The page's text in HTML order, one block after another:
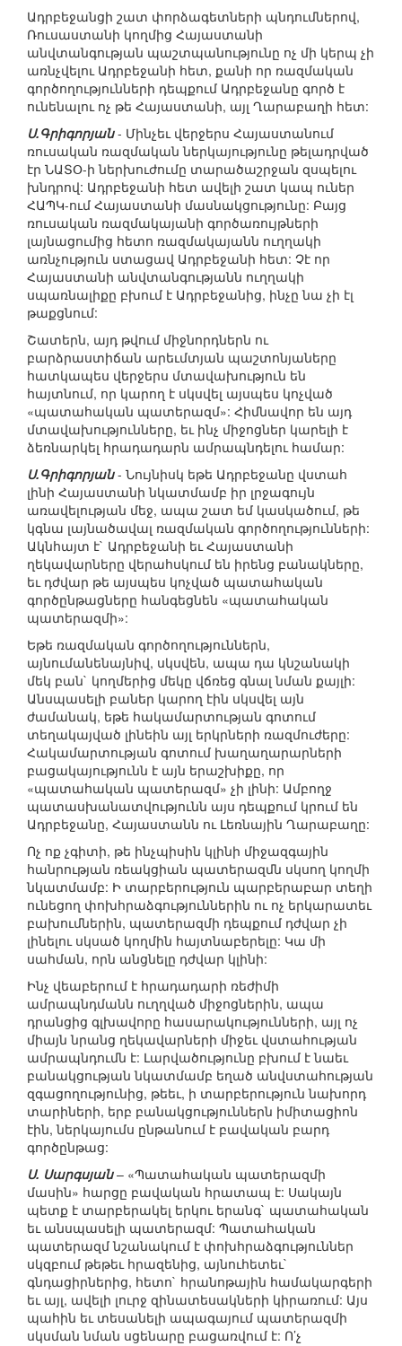
Ադրբեջանցի շատ փորձագետների պնդումներով,
Ռուսաստանի կողմից Հայաստանի
անվտանգության պաշտպանությունը ոչ մի կերպ չի
առնչվելու Ադրբեջանի հետ, քանի որ ռազմական
գործողությունների դեպքում Ադրբեջանը գործ է
ունենալու ոչ թե Հայաստանի, այլ Ղարաբաղի հետ:
Ս.Գրիգորյան- Մինչեւ վերջերս Հայաստանում
ռուսական ռազմական ներկայությունը թելադրված
էր ՆԱՏՕ-ի ներխուժումը տարածաշրջան զսպելու
խնդրով: Ադրբեջանի հետ ավելի շատ կապ ուներ
ՀԱՊԿ-ում Հայաստանի մասնակցությունը: Բայց
ռուսական ռազմակայանի գործառույթների
լայնացումից հետո ռազմակայանն ուղղակի
առնչություն ստացավ Ադրբեջանի հետ: Չէ որ
Հայաստանի անվտանգությանն ուղղակի
սպառնալիքը բխում է Ադրբեջանից, ինչը նա չի էլ
թաքցնում:
Շատերն, այդ թվում միջնորդներն ու
բարձրաստիճան արեւմտյան պաշտոնյաները
հատկապես վերջերս մտավախություն են
հայտնում, որ կարող է սկսվել այսպես կոչված
«պատահական պատերազմ»: Հիմնավոր են այդ
մտավախությունները, եւ ինչ միջոցներ կարելի է
ձեռնարկել հրադադարն ամրապնդելու համար:
Ս.Գրիգորյան- Նույնիսկ եթե Ադրբեջանը վստահ
լինի Հայաստանի նկատմամբ իր լրջագույն
առավելության մեջ, ապա շատ եմ կասկածում, թե
կգնա լայնածավալ ռազմական գործողությունների:
Ակնհայտ է` Ադրբեջանի եւ Հայաստանի
ղեկավարները վերահսկում են իրենց բանակները,
եւ դժվար թե այսպես կոչված պատահական
գործընթացները հանգեցնեն «պատահական
պատերազմի»:
Եթե ռազմական գործողություններն,
այնումանենայնիվ, սկսվեն, ապա դա կնշանակի
մեկ բան` կողմերից մեկը վճռեց գնալ նման քայլի:
Անսպասելի բաներ կարող էին սկսվել այն
ժամանակ, եթե հակամարտության գոտում
տեղակայված լինեին այլ երկրների ռազմուժերը:
Հակամարտության գոտում խաղաղարարների
բացակայությունն է այն երաշխիքը, որ
«պատահական պատերազմ» չի լինի: Ամբողջ
պատասխանատվությունն այս դեպքում կրում են
Ադրբեջանը, Հայաստանն ու Լեռնային Ղարաբաղը:
Ոչ ոք չգիտի, թե ինչպիսին կլինի միջազգային
հանրության ռեակցիան պատերազմն սկսող կողմի
նկատմամբ: Ի տարբերություն պարբերաբար տեղի
ունեցող փոխհրաձգություններին ու ոչ երկարատեւ
բախումներին, պատերազմի դեպքում դժվար չի
լինելու սկսած կողմին հայտնաբերելը: Կա մի
սահման, որն անցնելը դժվար կլինի:
Ինչ վեաբերում է հրադադարի ռեժիմի
ամրապնդմանն ուղղված միջոցներին, ապա
դրանցից գլխավորը հասարակությունների, այլ ոչ
միայն նրանց ղեկավարների միջեւ վստահության
ամրապնդումն է: Լարվածությունը բխում է նաեւ
բանակցության նկատմամբ եղած անվստահության
զգացողությունից, թեեւ, ի տարբերություն նախորդ
տարիների, երբ բանակցություններն իմիտացիոն
էին, ներկայումս ընթանում է բավական բարդ
գործընթաց:
Ս. Սարգսյան– «Պատահական պատերազմի
մասին» հարցը բավական հրատապ է: Սակայն
պետք է տարբերակել երկու երանգ` պատահական
եւ անսպասելի պատերազմ: Պատահական
պատերազմ նշանակում է փոխհրաձգություններ
սկզբում թեթեւ հրազենից, այնուհետեւ`
գնդացիրներից, հետո` հրանոթային համակարգերի
եւ այլ, ավելի լուրջ զինատեսակների կիրառում: Այս
պահին եւ տեսանելի ապագայում պատերազմի
սկսման նման սցենարը բացառվում է: Ո’չ